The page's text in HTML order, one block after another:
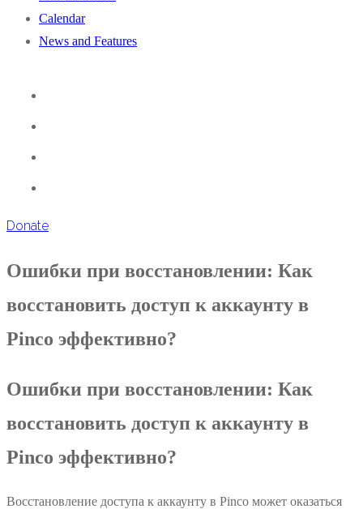
Calendar
News and Features
Donate
Ошибки при восстановлении: Как
восстановить доступ к аккаунту в
Pinco эффективно?
Ошибки при восстановлении: Как
восстановить доступ к аккаунту в
Pinco эффективно?
Восстановление доступа к аккаунту в Pinco может оказаться